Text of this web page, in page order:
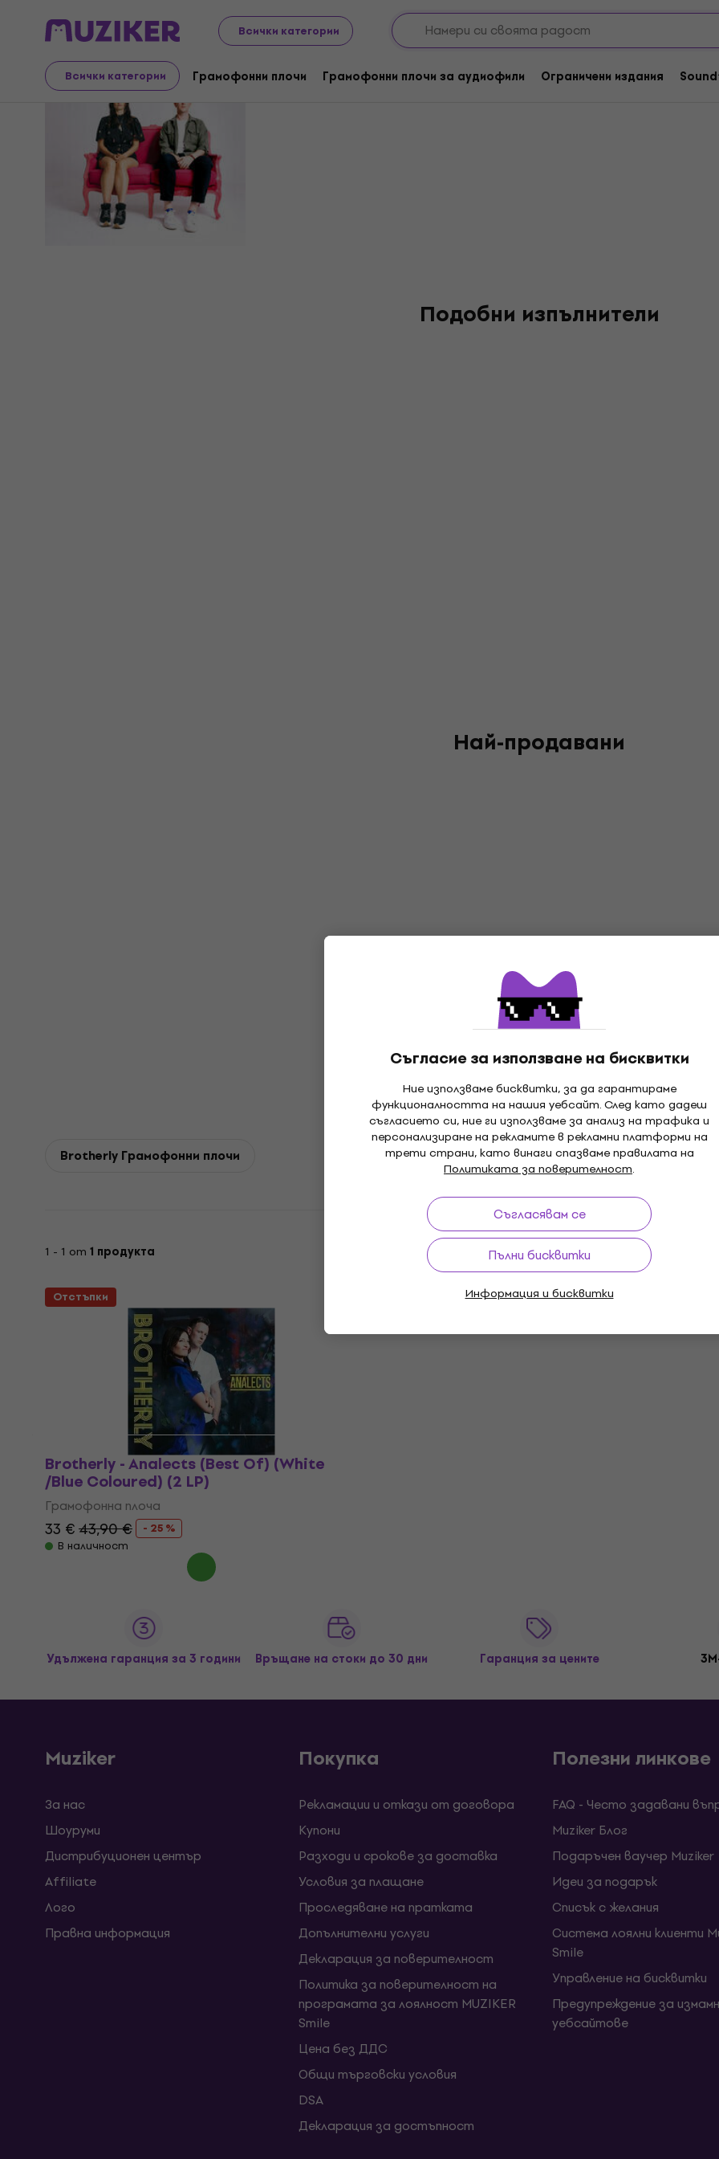
Всички категории
Всички категории Грамофонни плочи Грамофонни плочи за аудиофили Ограничени издания
Съгласие за използване на бисквитки
Ние използваме бисквитки, за да гарантираме
функционалността на нашия уебсайт. След като дадеш
съгласието си, ние ги използваме за анализ на трафика и
персонализиране на рекламите в рекламни платформи на
трети страни, като винаги спазваме правилата на
Политиката за поверителност.
Съгласявам се
Пълни бисквитки
Информация и бисквитки
Brotherly
Подобни изпълнители
Най-продавани
Brotherly Грамофонни плочи
1 - 1 от 1 продукта
Отстъпки
Brotherly - Analects (Best Of) (White
/Blue Coloured) (2 LP)
Грамофонна плоча
33 €43,90 €
- 25 %
В наличност
Удължена гаранция за 3 години Връщане на стоки до 30 дни Гаранция за цените
Muziker
За нас
Шоуруми
Дистрибуционен център
Affiliate
Лого
Правна информация
Покупка
Рекламации и откази от договора
Kупони
Разходи и срокове за доставка
Условия за плащане
Проследяване на пратката
Допълнителни услуги
Декларация за поверителност
Политика за поверителност на
програмата за лоялност MUZIKER
Smile
Цена без ДДС
Общи търговски условия
DSA
Декларация за достъпност
Полезни линкове
FAQ - Често задавани
Muziker Блог
Подаръчен ваучер Muziker
Идеи за подарък
Списък с желания
Система лоялни клиенти
Smile
Управление на бисквитки
Предупреждение за
уебсайтове